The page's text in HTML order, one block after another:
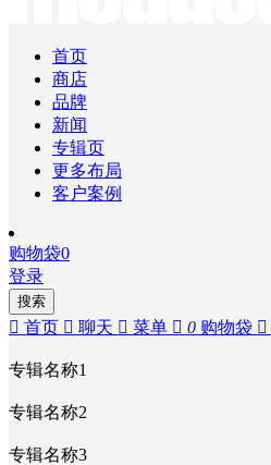
首页
商店
品牌
新闻
专辑页
更多布局
客户案例
购物袋0
登录
搜索
 首页  聊天  菜单  0 购物袋 
专辑名称1
专辑名称2
专辑名称3